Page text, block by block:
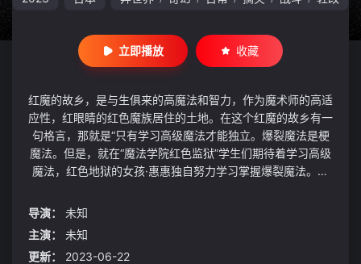
立即播放 收藏
红魔的故乡，是与生俱来的高魔法和智力，作为魔术师的高适
应性，红眼睛的红色魔族居住的土地。在这个红魔的故乡有一
句格言，那就是“只有学习高级魔法才能独立。爆裂魔法是梗
魔法。但是，就在“魔法学院红色监狱”学生们期待着学习高级
魔法，红色地狱的女孩·惠惠独自努力学习掌握爆裂魔法。为
导演：
未知
主演：
未知
更新：
2023-06-22